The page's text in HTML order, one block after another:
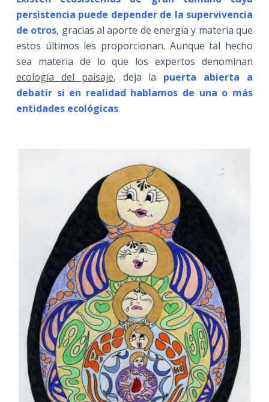
persistencia puede depender de la supervivencia
de otros, gracias al aporte de energía y materia que
estos últimos les proporcionan. Aunque tal hecho
sea materia de lo que los expertos denominan
ecología del paisaje, deja la puerta abierta a
debatir si en realidad hablamos de una o más
entidades ecológicas.